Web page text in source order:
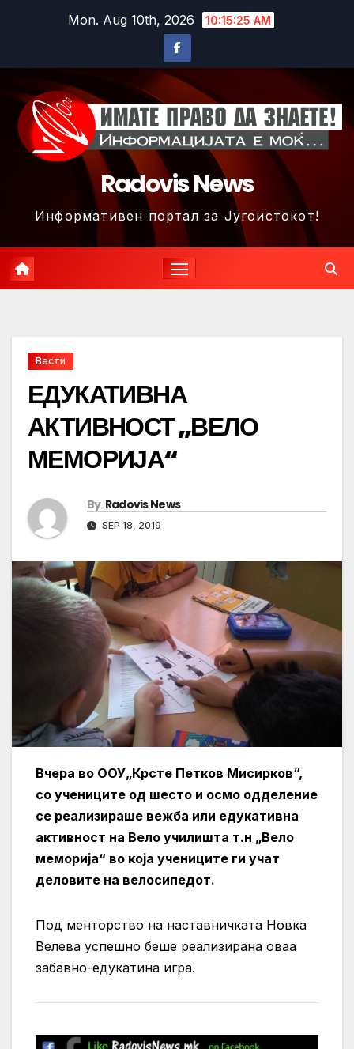
Mon. Aug 10th, 2026 10:15:28 AM
Radovis News
Информативен портал за Југоистокот!
Вести
ЕДУКАТИВНА
АКТИВНОСТ „ВЕЛО
МЕМОРИЈА“
By Radovis News
SEP 18, 2019
Вчера во ООУ„Крсте Петков Мисирков“,
со учениците од шесто и осмо одделение
се реализираше вежба или едукативна
активност на Вело училишта т.н „Вело
меморија“ во која учениците ги учат
деловите на велосипедот.
Под менторство на наставничката Новка
Велева успешно беше реализирана оваа
забавно-едукатина игра.